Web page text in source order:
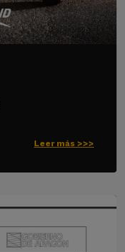
Leer más >>>